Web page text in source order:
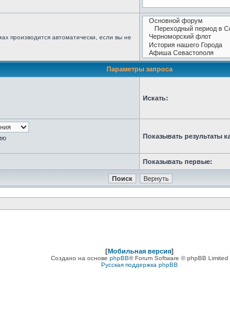
производится автоматически, если вы не
Параметры запроса
Искать:
Показывать результаты
Показывать первые:
[Мобильная версия]
Создано на основе phpBB® Forum Software © phpBB Limited
Русская поддержка phpBB